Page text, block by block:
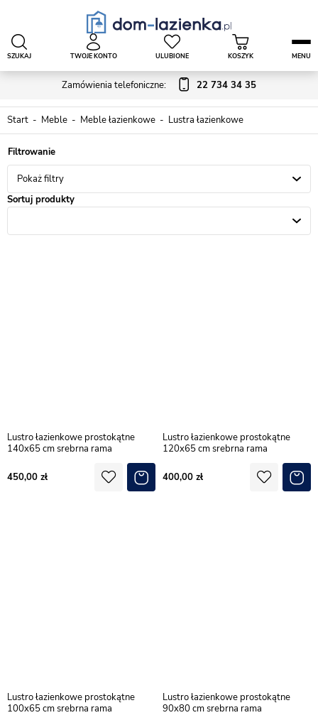
Zamówienia telefoniczne: 22 734 34 35
SZUKAJ TWOJE KONTO ULUBIONE KOSZYK MENU
Start Meble Meble łazienkowe Lustra łazienkowe
Pokaż filtry
Sortuj produkty
Lustro łazienkowe prostokątne
140x65 cm srebrna rama
450,00
Lustro łazienkowe prostokątne
120x65 cm srebrna rama
400,00
Lustro łazienkowe prostokątne
100x65 cm srebrna rama
Lustro łazienkowe prostokątne
90x80 cm srebrna rama